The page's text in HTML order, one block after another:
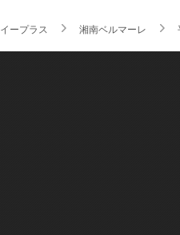
イープラス 湘南ベルマーレ